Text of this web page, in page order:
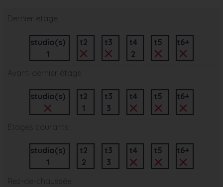
Dernier étage
studio(s)
1
t2 t3
t4
2
t5 t6+
Avant-dernier étage
studio(s)
t2
1
t3
3
t4 t5 t6+
Étages courants
studio(s)
1
t2
2
t3
3
t4 t5 t6+
Rez-de-chaussée